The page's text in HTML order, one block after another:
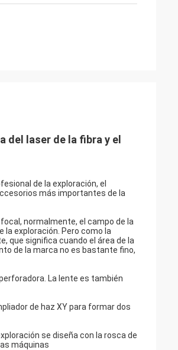
del laser de la fibra y el
de la exploración, el
más importantes de la
normalmente, el campo de la
la exploración. Pero como la
que significa cuando el área de la
de la marca no es bastante fino,
La lente es también
de haz XY para formar dos
se diseña con la rosca de
máquinas